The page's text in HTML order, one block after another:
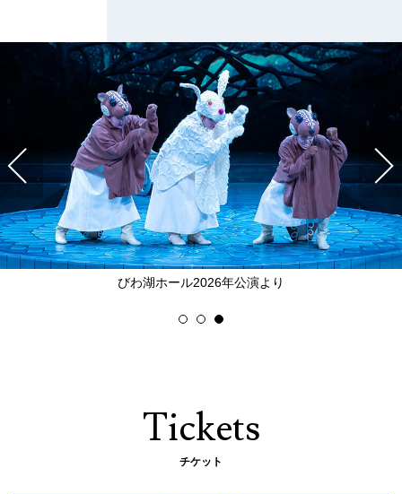
びわ湖ホール2026年公演より
びわ湖ホール2026年公演より
1 2 3
Tickets
チケット